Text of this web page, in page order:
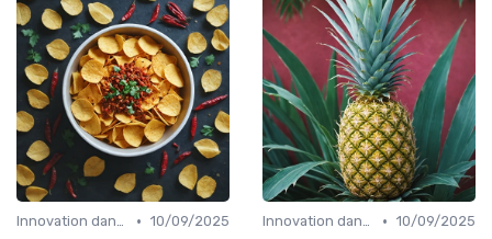
Innovation dans la food • 10/09/2025
Innovation dans la food • 10/09/2025